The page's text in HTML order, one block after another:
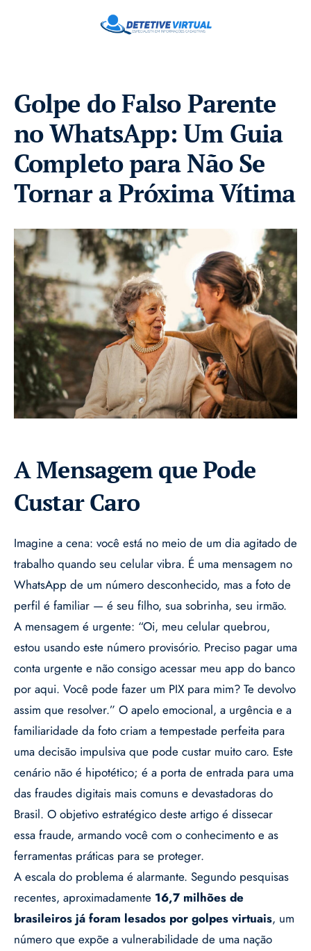
Golpe do Falso Parente
no WhatsApp: Um Guia
Completo para Não Se
Tornar a Próxima Vítima
A Mensagem que Pode
Custar Caro
Imagine a cena: você está no meio de um dia agitado de
trabalho quando seu celular vibra. É uma mensagem no
WhatsApp de um número desconhecido, mas a foto de
perfil é familiar — é seu filho, sua sobrinha, seu irmão.
A mensagem é urgente: “Oi, meu celular quebrou,
estou usando este número provisório. Preciso pagar uma
conta urgente e não consigo acessar meu app do banco
por aqui. Você pode fazer um PIX para mim? Te devolvo
assim que resolver.” O apelo emocional, a urgência e a
familiaridade da foto criam a tempestade perfeita para
uma decisão impulsiva que pode custar muito caro. Este
cenário não é hipotético; é a porta de entrada para uma
das fraudes digitais mais comuns e devastadoras do
Brasil. O objetivo estratégico deste artigo é dissecar
essa fraude, armando você com o conhecimento e as
ferramentas práticas para se proteger.
A escala do problema é alarmante. Segundo pesquisas
recentes, aproximadamente 16,7 milhões de
brasileiros já foram lesados por golpes virtuais, um
número que expõe a vulnerabilidade de uma nação